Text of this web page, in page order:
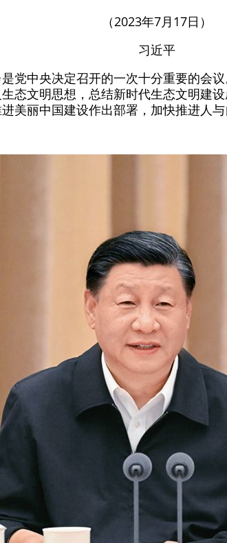
（2023年7月17日）
习近平
党中央决定召开的一次十分重要的会
态文明思想，总结新时代生态文明建
美丽中国建设作出部署，加快推进人